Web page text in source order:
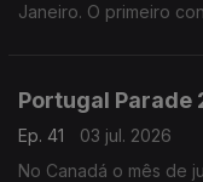
Janeiro. O primeiro contato com a comunidade lusa sucedeu
Portugal Parade
Ep. 41
03 jul. 2026
No Canadá o mês de